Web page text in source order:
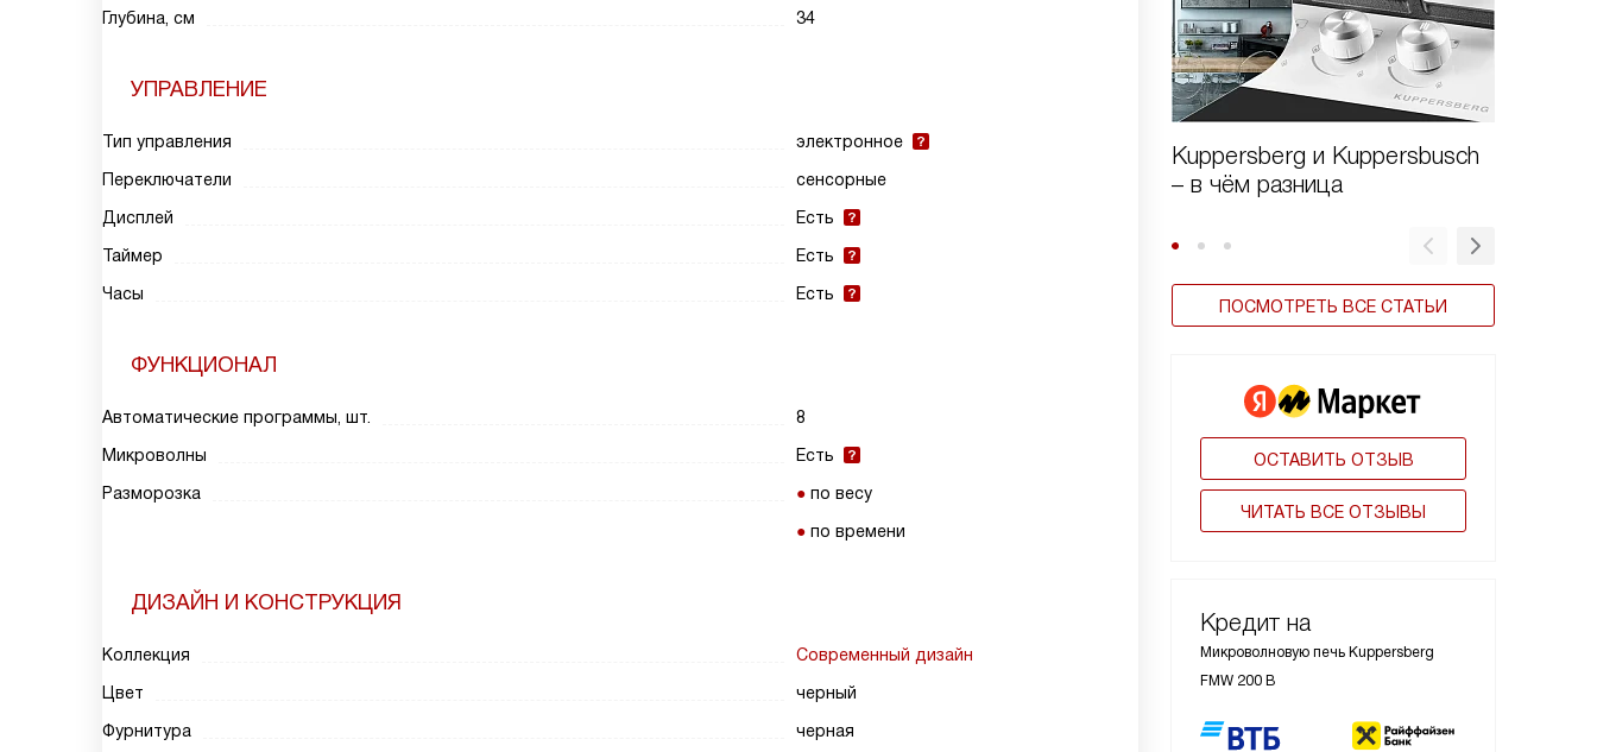
Kuppersberg и Kuppersbusch
– в чём разница
ПОСМОТРЕТЬ ВСЕ СТАТЬИ
ОСТАВИТЬ ОТЗЫВ
ЧИТАТЬ ВСЕ ОТЗЫВЫ
Кредит на
Микроволновую печь Kuppersberg
FMW 200 B
Глубина, см
34
УПРАВЛЕНИЕ
Тип управления
электронное
Переключатели
сенсорные
Дисплей
Есть
Таймер
Есть
Часы
Есть
ФУНКЦИОНАЛ
Автоматические программы, шт.
8
Микроволны
Есть
Разморозка
по весу
по времени
ДИЗАЙН И КОНСТРУКЦИЯ
Коллекция
Современный дизайн
Цвет
черный
Фурнитура
черная